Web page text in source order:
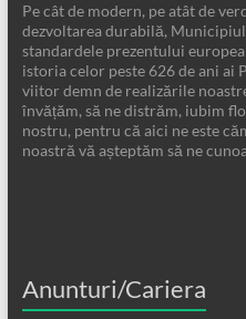
Pe cât de modern, pe atât de
dezvoltarea durabilă,
standardele prezentului
istoria celor peste 626 de ani
viitor demn de realizările
învățăm, să ne distrăm, iubim
nostru, pentru că aici ne este
noastră vă așteptăm să ne
Anunturi/Cariera